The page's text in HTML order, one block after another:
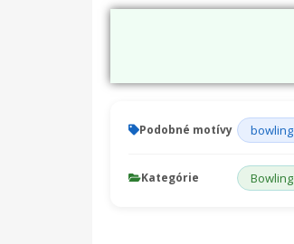
Podobné motívy bowling
Kategórie Bowling